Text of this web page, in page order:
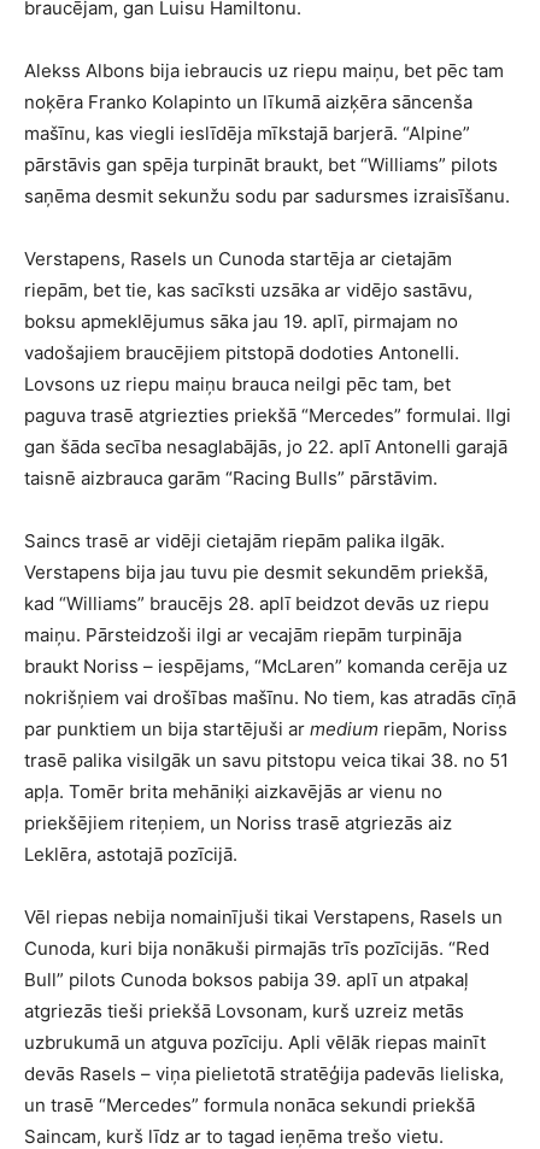
braucējam, gan Luisu Hamiltonu.
Alekss Albons bija iebraucis uz riepu maiņu, bet pēc tam
noķēra Franko Kolapinto un līkumā aizķēra sāncenša
mašīnu, kas viegli ieslīdēja mīkstajā barjerā. “Alpine”
pārstāvis gan spēja turpināt braukt, bet “Williams” pilots
saņēma desmit sekunžu sodu par sadursmes izraisīšanu.
Verstapens, Rasels un Cunoda startēja ar cietajām
riepām, bet tie, kas sacīksti uzsāka ar vidējo sastāvu,
boksu apmeklējumus sāka jau 19. aplī, pirmajam no
vadošajiem braucējiem pitstopā dodoties Antonelli.
Lovsons uz riepu maiņu brauca neilgi pēc tam, bet
paguva trasē atgriezties priekšā “Mercedes” formulai. Ilgi
gan šāda secība nesaglabājās, jo 22. aplī Antonelli garajā
taisnē aizbrauca garām “Racing Bulls” pārstāvim.
Saincs trasē ar vidēji cietajām riepām palika ilgāk.
Verstapens bija jau tuvu pie desmit sekundēm priekšā,
kad “Williams” braucējs 28. aplī beidzot devās uz riepu
maiņu. Pārsteidzoši ilgi ar vecajām riepām turpināja
braukt Noriss – iespējams, “McLaren” komanda cerēja uz
nokrišņiem vai drošības mašīnu. No tiem, kas atradās cīņā
par punktiem un bija startējuši ar medium riepām, Noriss
trasē palika visilgāk un savu pitstopu veica tikai 38. no 51
apļa. Tomēr brita mehāniķi aizkavējās ar vienu no
priekšējiem riteņiem, un Noriss trasē atgriezās aiz
Leklēra, astotajā pozīcijā.
Vēl riepas nebija nomainījuši tikai Verstapens, Rasels un
Cunoda, kuri bija nonākuši pirmajās trīs pozīcijās. “Red
Bull” pilots Cunoda boksos pabija 39. aplī un atpakaļ
atgriezās tieši priekšā Lovsonam, kurš uzreiz metās
uzbrukumā un atguva pozīciju. Apli vēlāk riepas mainīt
devās Rasels – viņa pielietotā stratēģija padevās lieliska,
un trasē “Mercedes” formula nonāca sekundi priekšā
Saincam, kurš līdz ar to tagad ieņēma trešo vietu.